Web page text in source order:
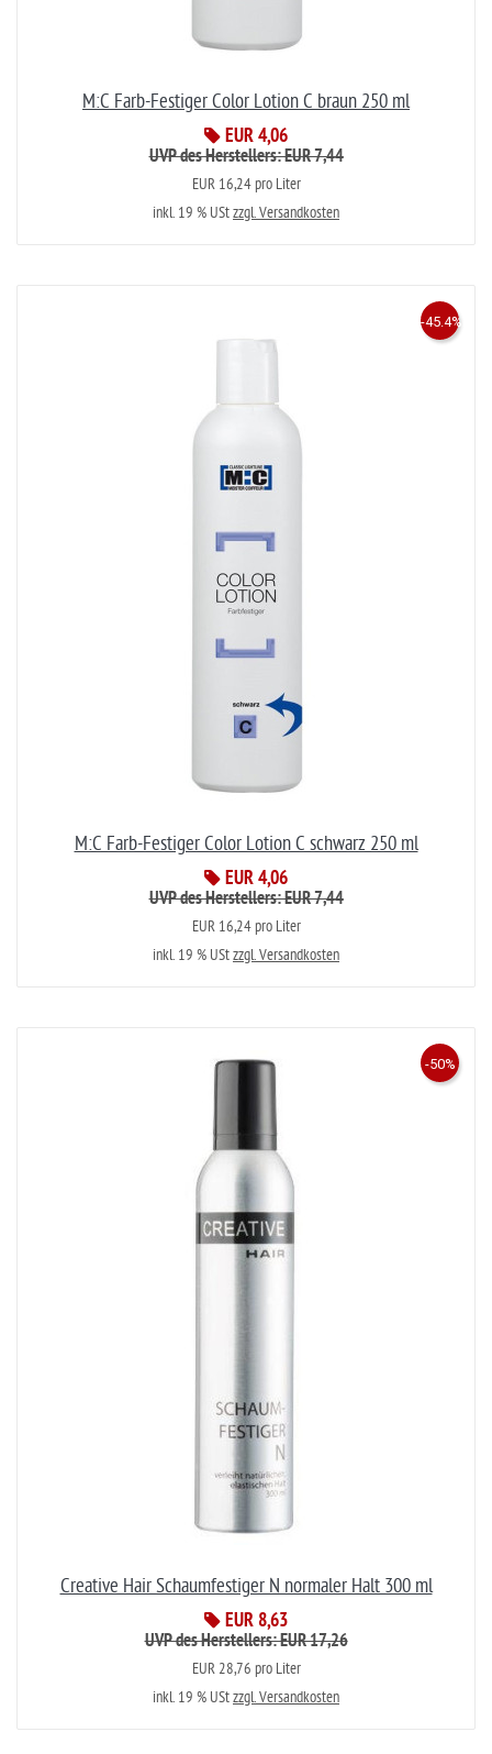
M:C Farb-Festiger Color Lotion C braun 250 ml
EUR 4,06
UVP des Herstellers: EUR 7,44
EUR 16,24 pro Liter
inkl. 19 % UStzzgl. Versandkosten
M:C Farb-Festiger Color Lotion C schwarz 250 ml
EUR 4,06
-45.4%
UVP des Herstellers: EUR 7,44
EUR 16,24 pro Liter
inkl. 19 % UStzzgl. Versandkosten
Creative Hair Schaumfestiger N normaler Halt 300 ml
EUR 8,63
-50%
UVP des Herstellers: EUR 17,26
EUR 28,76 pro Liter
inkl. 19 % UStzzgl. Versandkosten